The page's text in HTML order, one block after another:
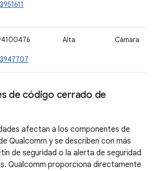
Alta Cámara
de código cerrado de
afectan a los componentes de
Qualcomm y se describen con más
de seguridad o la alerta de seguridad
Qualcomm proporciona directamente